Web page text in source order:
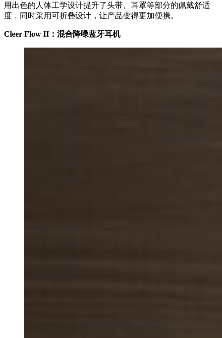
用出色的人体工学设计提升了头带、耳罩等部分的佩戴舒适
度，同时采用可折叠设计，让产品变得更加便携。
Cleer Flow II：混合降噪蓝牙耳机